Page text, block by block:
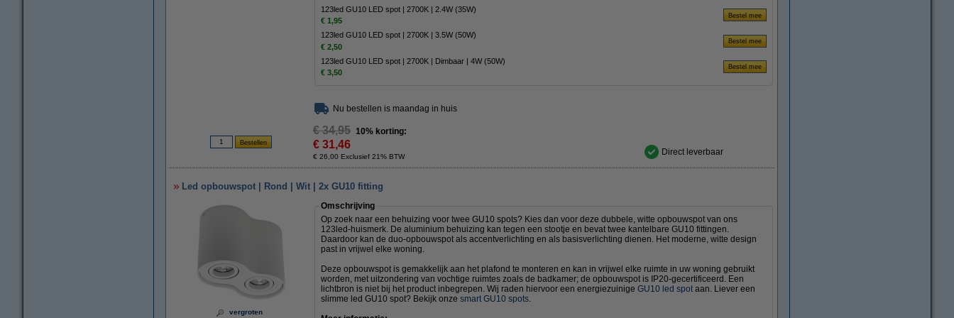
123led GU10 LED spot | 2700K | 2.4W (35W)
€ 1,95
123led GU10 LED spot | 2700K | 3.5W (50W)
€ 2,50
123led GU10 LED spot | 2700K | Dimbaar | 4W (50W)
€ 3,50
Nu bestellen is maandag in huis
€ 34,95 10% korting:
€ 31,46
€ 26,00 Exclusief 21% BTW Direct leverbaar
Led opbouwspot | Rond | Wit | 2x GU10 fitting
vergroten
Omschrijving
Op zoek naar een behuizing voor twee GU10 spots? Kies dan voor deze dubbele, witte opbouwspot van ons
123led-huismerk. De aluminium behuizing kan tegen een stootje en bevat twee kantelbare GU10 fittingen.
Daardoor kan de duo-opbouwspot als accentverlichting en als basisverlichting dienen. Het moderne, witte design
past in vrijwel elke woning.
Deze opbouwspot is gemakkelijk aan het plafond te monteren en kan in vrijwel elke ruimte in uw woning gebruikt
worden, met uitzondering van vochtige ruimtes zoals de badkamer; de opbouwspot is IP20-gecertificeerd. Een
lichtbron is niet bij het product inbegrepen. Wij raden hiervoor een energiezuinige GU10 led spot aan. Liever een
slimme led GU10 spot? Bekijk onze smart GU10 spots.